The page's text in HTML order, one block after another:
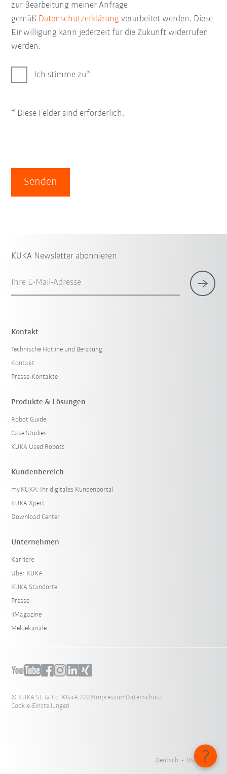
zur Bearbeitung meiner Anfrage
gemäß Datenschutzerklärung verarbeitet werden. Diese
Einwilligung kann jederzeit für die Zukunft widerrufen
werden.
Ich stimme zu
* Diese Felder sind erforderlich.
Senden
KUKA Newsletter abonnieren
Ihre E-Mail-Adresse
Kontakt
Technische Hotline und Beratung
Kontakt
Presse-Kontakte
Produkte & Lösungen
Robot Guide
Case Studies
KUKA Used Robots
Kundenbereich
my.KUKA: Ihr digitales Kundenportal
KUKA Xpert
Download Center
Unternehmen
Karriere
Über KUKA
KUKA Standorte
Presse
iiMagazine
Meldekanäle
© KUKA SE & Co. KGaA 2026ImpressumDatenschutz
Cookie-Einstellungen
Deutsch - Österreich